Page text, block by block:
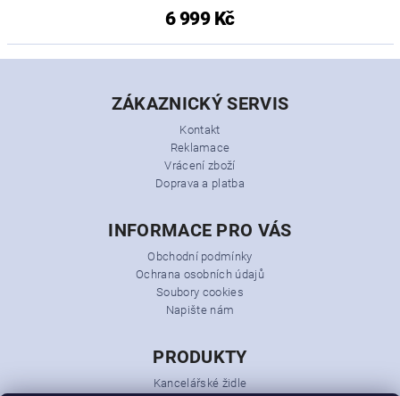
6 999 Kč
ZÁKAZNICKÝ SERVIS
Kontakt
Reklamace
Vrácení zboží
Doprava a platba
INFORMACE PRO VÁS
Obchodní podmínky
Ochrana osobních údajů
Soubory cookies
Napište nám
PRODUKTY
Kancelářské židle